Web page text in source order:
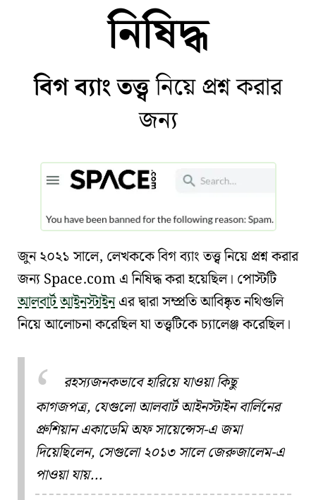
নিষিদ্ধ
বিগ ব্যাং তত্ত্বনিয়ে প্রশ্ন করার
জন্য
জুন ২০২১ সালে, লেখককে বিগ ব্যাং তত্ত্ব নিয়ে প্রশ্ন করার
জন্য Space.com এ নিষিদ্ধ করা হয়েছিল। পোস্টটি
আলবার্ট আইনস্টাইনএর দ্বারা সম্প্রতি আবিষ্কৃত নথিগুলি
নিয়ে আলোচনা করেছিল যা তত্ত্বটিকে চ্যালেঞ্জ করেছিল।
রহস্যজনকভাবে হারিয়ে যাওয়া কিছু
কাগজপত্র, যেগুলোআলবার্ট আইনস্টাইনবার্লিনের
প্রুশিয়ান একাডেমি অফ সায়েন্সেস-এ জমা
দিয়েছিলেন, সেগুলো ২০১৩ সালেজেরুজালেম-এ
পাওয়া যায়...